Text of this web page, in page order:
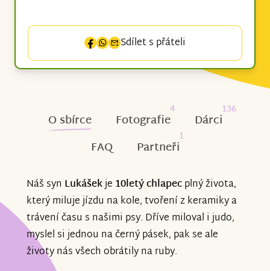
Sdílet s přáteli
O sbírce Fotografie
4
Dárci
136
FAQ Partneři
1
Náš syn Lukášekje 10letý chlapecplný života,
který miluje jízdu na kole, tvoření z keramiky a
trávení času s našimi psy. Dříve miloval i judo,
myslel si jednou na černý pásek, pak se ale
životy nás všech obrátily na ruby.